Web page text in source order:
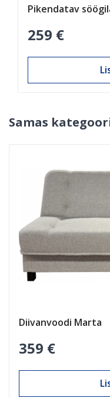
Pikendatav
259 €
Samas
Diivanvoodi Marta
359 €